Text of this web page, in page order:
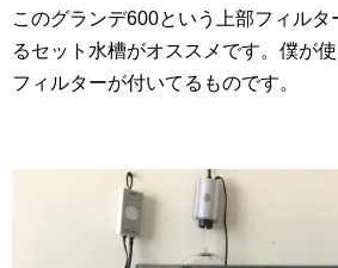
このグランデ600という上部フィル
るセット水槽がオススメです。僕が
フィルターが付いてるものです。